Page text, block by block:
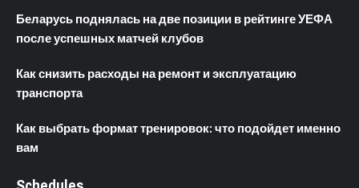
Беларусь поднялась на две позиции в рейтинге УЕФА
после успешных матчей клубов
Как снизить расходы на ремонт и эксплуатацию
транспорта
Как выбрать формат тренировок: что подойдет именно
вам